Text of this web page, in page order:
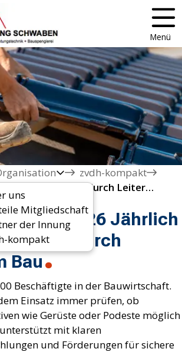
Menü
uns
Mitgliedschaft
der Innung
kompakt
zvdh-kompakt
21/2026 Jährlich rund 7.000 Unfälle durch Leitern am Bau
21/2026 Jährlich
Unfälle durch
Bau
Beschäftigte in der Bauwirtschaft.
Einsatz immer prüfen, ob
wie Gerüste oder Podeste möglich
mit klaren
und Förderungen für sichere